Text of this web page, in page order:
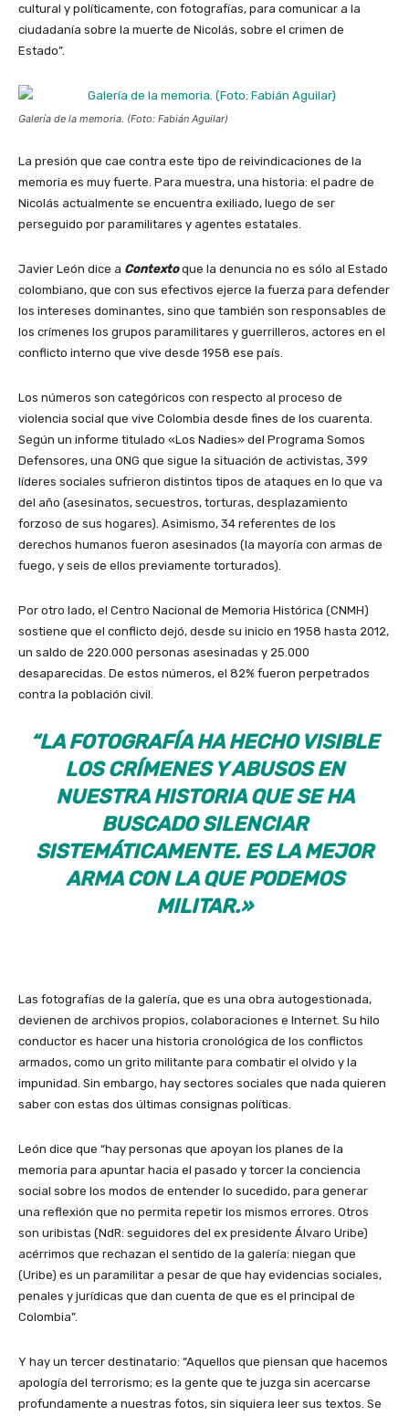
cultural y políticamente, con fotografías, para comunicar a la
ciudadanía sobre la muerte de Nicolás, sobre el crimen de
Estado”.
Galería de la memoria. (Foto: Fabián Aguilar)
La presión que cae contra este tipo de reivindicaciones de la
memoria es muy fuerte. Para muestra, una historia: el padre de
Nicolás actualmente se encuentra exiliado, luego de ser
perseguido por paramilitares y agentes estatales.
Javier León dice a Contextoque la denuncia no es sólo al Estado
colombiano, que con sus efectivos ejerce la fuerza para defender
los intereses dominantes, sino que también son responsables de
los crímenes los grupos paramilitares y guerrilleros, actores en el
conflicto interno que vive desde 1958 ese país.
Los números son categóricos con respecto al proceso de
violencia social que vive Colombia desde fines de los cuarenta.
Según un informe titulado «Los Nadies» del Programa Somos
Defensores, una ONG que sigue la situación de activistas, 399
líderes sociales sufrieron distintos tipos de ataques en lo que va
del año (asesinatos, secuestros, torturas, desplazamiento
forzoso de sus hogares). Asimismo, 34 referentes de los
derechos humanos fueron asesinados (la mayoría con armas de
fuego, y seis de ellos previamente torturados).
Por otro lado, el Centro Nacional de Memoria Histórica (CNMH)
sostiene que el conflicto dejó, desde su inicio en 1958 hasta 2012,
un saldo de 220.000 personas asesinadas y 25.000
desaparecidas. De estos números, el 82% fueron perpetrados
contra la población civil.
“LA FOTOGRAFÍA HA HECHO VISIBLE
LOS CRÍMENES Y ABUSOS EN
NUESTRA HISTORIA QUE SE HA
BUSCADO SILENCIAR
SISTEMÁTICAMENTE. ES LA MEJOR
ARMA CON LA QUE PODEMOS
MILITAR.»
Las fotografías de la galería, que es una obra autogestionada,
devienen de archivos propios, colaboraciones e Internet. Su hilo
conductor es hacer una historia cronológica de los conflictos
armados, como un grito militante para combatir el olvido y la
impunidad. Sin embargo, hay sectores sociales que nada quieren
saber con estas dos últimas consignas políticas.
León dice que “hay personas que apoyan los planes de la
memoria para apuntar hacia el pasado y torcer la conciencia
social sobre los modos de entender lo sucedido, para generar
una reflexión que no permita repetir los mismos errores. Otros
son uribistas (NdR: seguidores del ex presidente Álvaro Uribe)
acérrimos que rechazan el sentido de la galería: niegan que
(Uribe) es un paramilitar a pesar de que hay evidencias sociales,
penales y jurídicas que dan cuenta de que es el principal de
Colombia”.
Y hay un tercer destinatario: “Aquellos que piensan que hacemos
apología del terrorismo; es la gente que te juzga sin acercarse
profundamente a nuestras fotos, sin siquiera leer sus textos. Se